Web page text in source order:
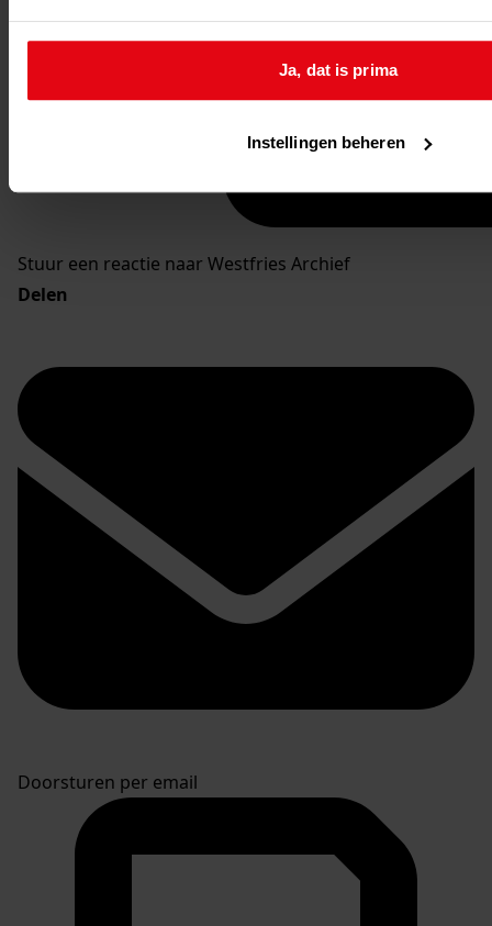
Ja, dat is prima
Instellingen beheren
Stuur een reactie naar Westfries Archief
Delen
Doorsturen per email